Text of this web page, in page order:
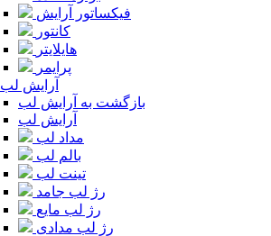
فیکساتور آرایش
کانتور
هایلایتر
پرایمر
آرایش لب
بازگشت به آرایش لب
آرایش لب
مداد لب
بالم لب
تینت لب
رژ لب جامد
رژ لب مایع
رژ لب مدادی